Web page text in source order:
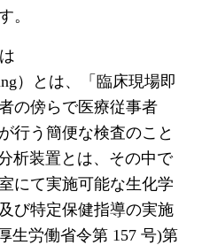
。
）とは、「臨床現場即
の傍らで医療従事者
行う簡便な検査のこと
析装置とは、その中で
にて実施可能な生化学
び特定保健指導の実施
生労働省令第 157 号)第